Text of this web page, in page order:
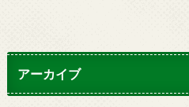
アーカイブ